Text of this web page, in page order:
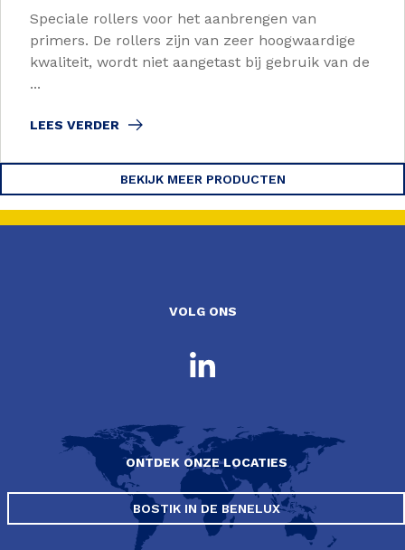
Speciale rollers voor het aanbrengen van
primers. De rollers zijn van zeer hoogwaardige
kwaliteit, wordt niet aangetast bij gebruik van de
...
LEES VERDER
BEKIJK MEER PRODUCTEN
VOLG ONS
ONTDEK ONZE LOCATIES
BOSTIK IN DE BENELUX